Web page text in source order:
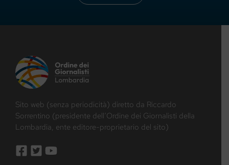
Sito web (senza periodicità) diretto da Riccardo
Sorrentino (presidente dell’Ordine dei Giornalisti della
Lombardia, ente editore-proprietario del sito)